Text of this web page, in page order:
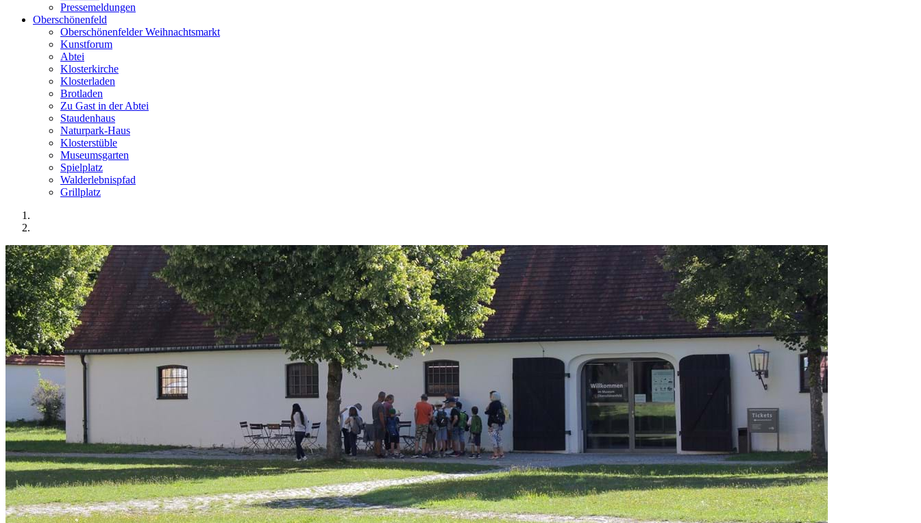
Pressemeldungen
Oberschönenfeld
Oberschönenfelder Weihnachtsmarkt
Kunstforum
Abtei
Klosterkirche
Klosterladen
Brotladen
Zu Gast in der Abtei
Staudenhaus
Naturpark-Haus
Klosterstüble
Museumsgarten
Spielplatz
Walderlebnispfad
Grillplatz